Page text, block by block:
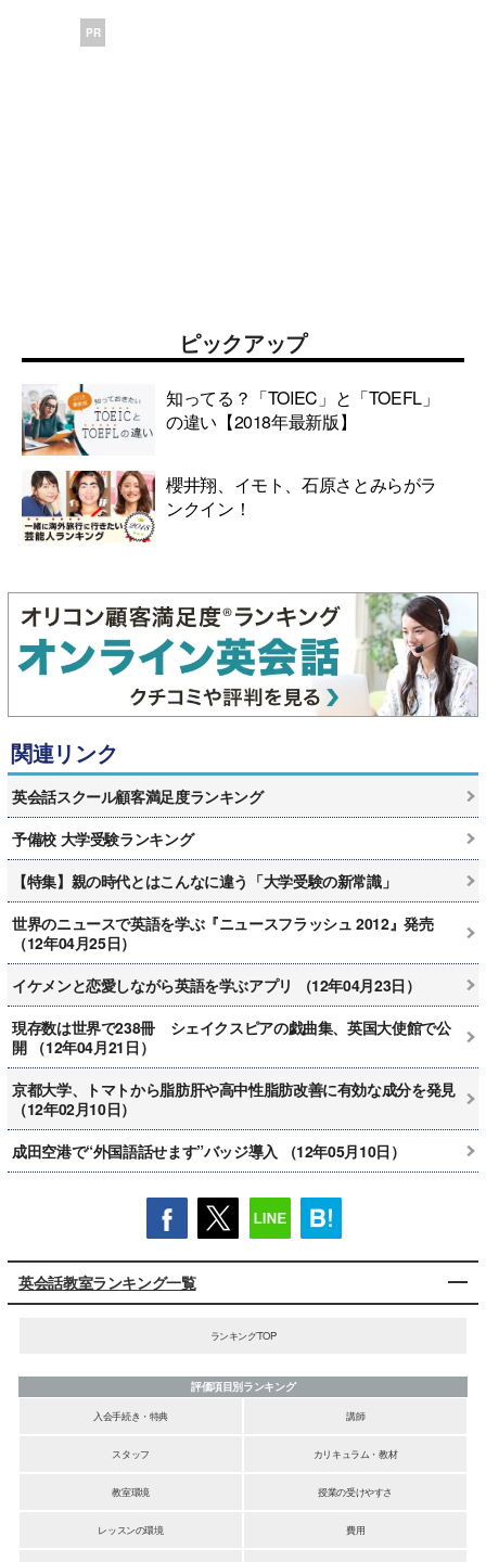
PR
ピックアップ
知ってる？「TOIEC」と「TOEFL」
の違い【2018年最新版】
櫻井翔、イモト、石原さとみらがラ
ンクイン！
関連リンク
英会話スクール顧客満足度ランキング
予備校 大学受験ランキング
【特集】親の時代とはこんなに違う「大学受験の新常識」
世界のニュースで英語を学ぶ『ニュースフラッシュ 2012』発売
（12年04月25日）
イケメンと恋愛しながら英語を学ぶアプリ （12年04月23日）
現存数は世界で238冊 シェイクスピアの戯曲集、英国大使館で公
開 （12年04月21日）
京都大学、トマトから脂肪肝や高中性脂肪改善に有効な成分を発見
（12年02月10日）
成田空港で“外国語話せます”バッジ導入 （12年05月10日）
英会話教室ランキング一覧
ランキングTOP
評価項目別ランキング
入会手続き・特典
講師
スタッフ カリキュラム・教材
教室環境 授業の受けやすさ
レッスンの環境 費用